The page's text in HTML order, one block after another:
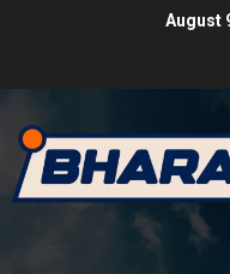
August